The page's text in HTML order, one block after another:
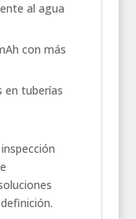
al agua
con más
en tuberías